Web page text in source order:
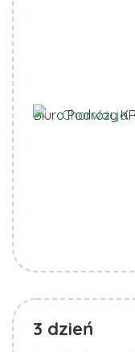
Biuro Podróży
3 dzień